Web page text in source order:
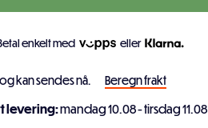
enkelt med eller
kan sendes nå.
Beregn frakt
levering:mandag 10.08 - tirsdag 11.08